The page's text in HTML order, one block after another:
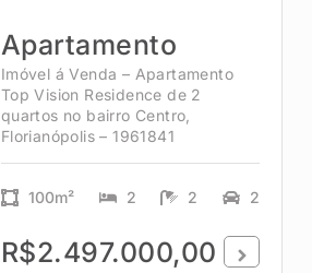
Apartamento
Imóvel á Venda – Apartamento
Top Vision Residence de 2
quartos no bairro Centro,
Florianópolis – 1961841
100m² 2 2 2
R$2.497.000,00